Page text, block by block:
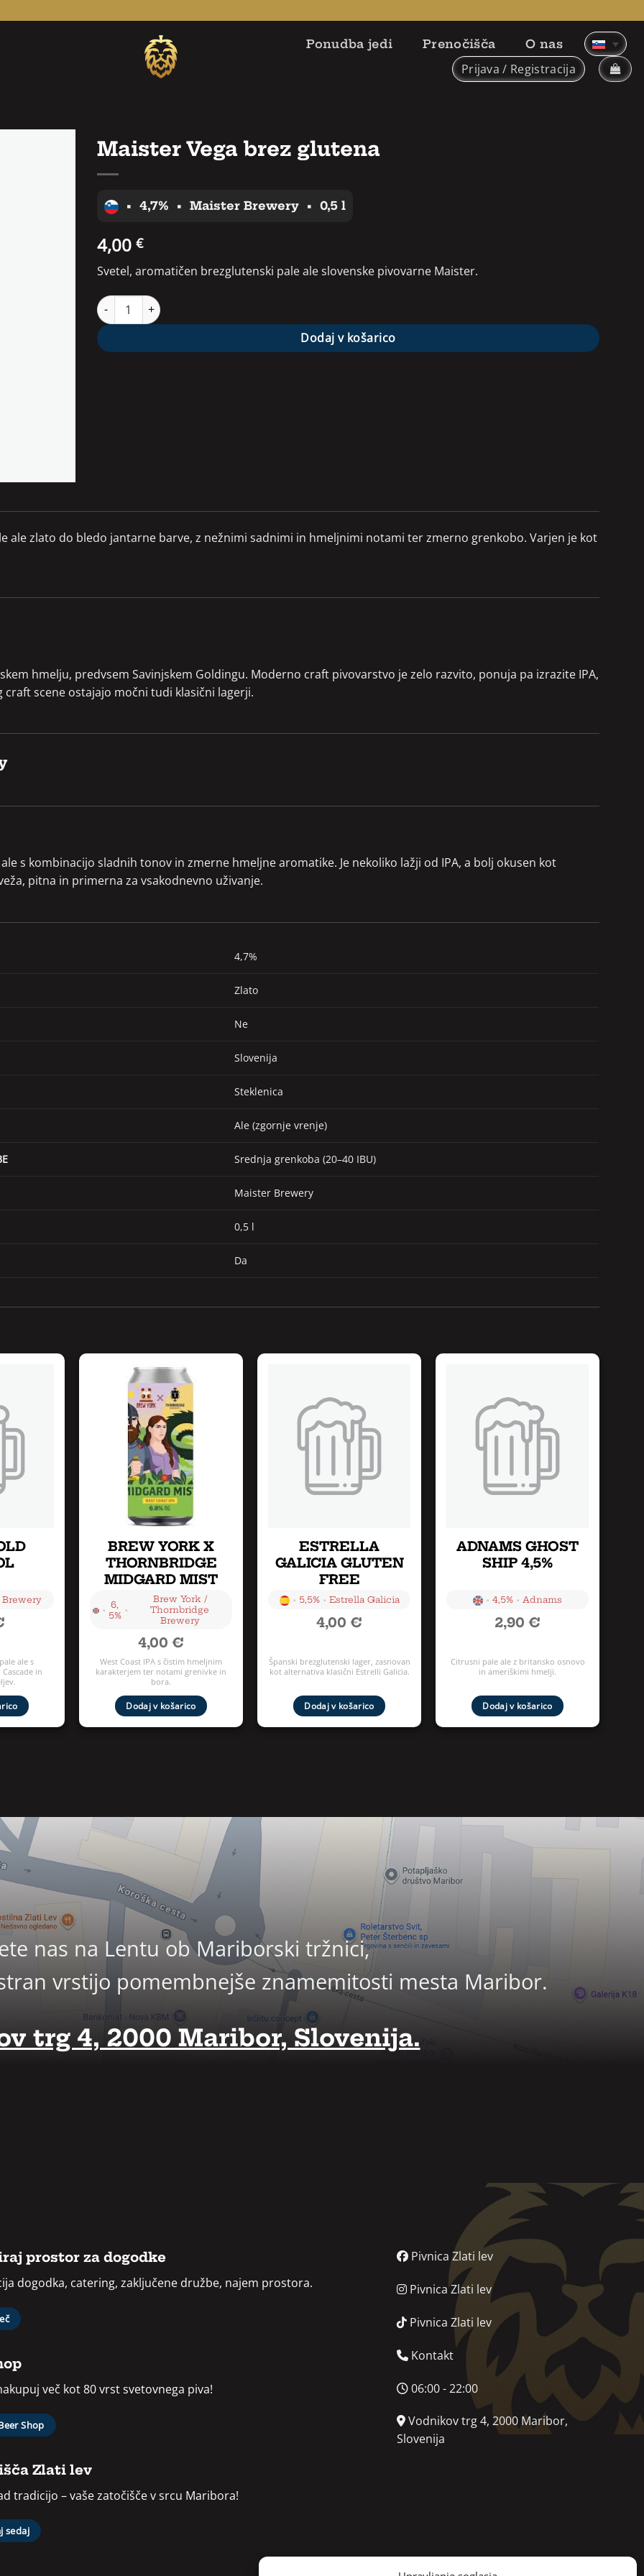
Ponudba jedi Prenočišča O nas
Prijava / Registracija
Maister Vega brez glutena
• 4,7% • Maister Brewery • 0,5 l
4,00 €
Svetel, aromatičen brezglutenski pale ale slovenske pivovarne Maister.
Maister Vega brez glutena količina
Dodaj v košarico
ale zlato do bledo jantarne barve, z nežnimi sadnimi in hmeljnimi notami ter zmerno grenkobo. Varjen je kot
hmelju, predvsem Savinjskem Goldingu. Moderno craft pivovarstvo je zelo razvito, ponuja pa izrazite IPA,
scene ostajajo močni tudi klasični lagerji.
s kombinacijo sladnih tonov in zmerne hmeljne aromatike. Je nekoliko lažji od IPA, a bolj okusen kot
pitna in primerna za vsakodnevno uživanje.
4,7%
Zlato
Ne
Slovenija
Steklenica
Ale (zgornje vrenje)
Srednja grenkoba (20–40 IBU)
Maister Brewery
0,5 l
Da
Brewery
ale s
in
BREW YORK X
THORNBRIDGE
MIDGARD MIST
• 6,
5%
•
Brew York /
Thornbridge
Brewery
4,00 €
West Coast IPA s čistim hmeljnim
karakterjem ter notami grenivke in
bora.
Dodaj v košarico
ESTRELLA
GALICIA GLUTEN
FREE
• 5,5% • Estrella Galicia
4,00 €
Španski brezglutenski lager, zasnovan
kot alternativa klasični Estrelli Galicia.
Dodaj v košarico
ADNAMS GHOST
SHIP 4,5%
• 4,5% • Adnams
2,90 €
Citrusni pale ale z britansko osnovo
in ameriškimi hmelji.
Dodaj v košarico
nas na Lentu ob Mariborski tržnici,
vrstijo pomembnejše znamemitosti mesta Maribor.
trg 4, 2000 Maribor, Slovenija.
prostor za dogodke
dogodka, catering, zaključene družbe, najem prostora.
več kot 80 vrst svetovnega piva!
Shop
Zlati lev
tradicijo – vaše zatočišče v srcu Maribora!
sedaj
Pivnica Zlati lev
Pivnica Zlati lev
Pivnica Zlati lev
Kontakt
06:00 - 22:00
Vodnikov trg 4, 2000 Maribor,
Slovenija